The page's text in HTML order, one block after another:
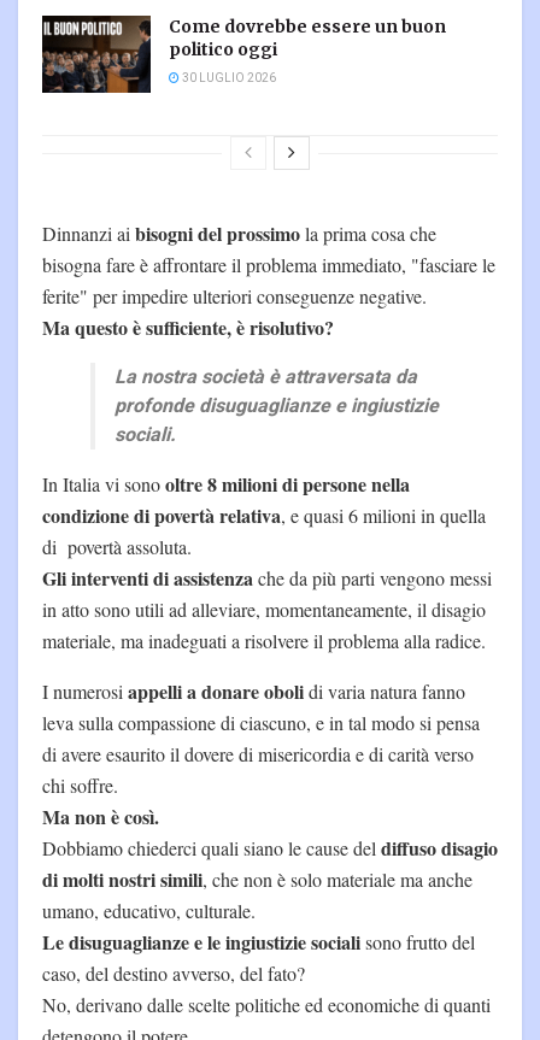
Come dovrebbe essere un buon
politico oggi
30 LUGLIO 2026
Dinnanzi aibisogni del prossimola prima cosa che
bisogna fare è affrontare il problema immediato, "fasciare le
ferite" per impedire ulteriori conseguenze negative.
Ma questo è sufficiente, è risolutivo?
La nostra società è attraversata da
profonde disuguaglianze e ingiustizie
sociali.
In Italia vi sonooltre 8 milioni di persone nella
condizione di povertà relativa, e quasi 6 milioni in quella
di povertà assoluta.
Gli interventi di assistenzache da più parti vengono messi
in atto sono utili ad alleviare, momentaneamente, il disagio
materiale, ma inadeguati a risolvere il problema alla radice.
I numerosiappelli a donare obolidi varia natura fanno
leva sulla compassione di ciascuno, e in tal modo si pensa
di avere esaurito il dovere di misericordia e di carità verso
chi soffre.
Ma non è così.
Dobbiamo chiederci quali siano le cause deldiffuso disagio
di molti nostri simili, che non è solo materiale ma anche
umano, educativo, culturale.
Le disuguaglianze e le ingiustizie socialisono frutto del
caso, del destino avverso, del fato?
No, derivano dalle scelte politiche ed economiche di quanti